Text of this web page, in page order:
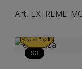
Art. EXTREME-
S3